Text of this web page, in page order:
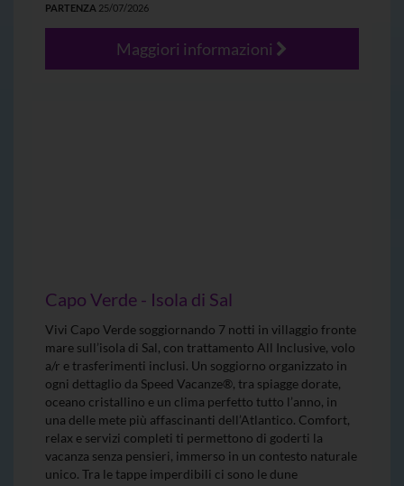
PARTENZA 25/07/2026
Maggiori informazioni
Capo Verde - Isola di Sal
Vivi Capo Verde soggiornando 7 notti in villaggio fronte
mare sull’isola di Sal, con trattamento All Inclusive, volo
a/r e trasferimenti inclusi. Un soggiorno organizzato in
ogni dettaglio da Speed Vacanze®, tra spiagge dorate,
oceano cristallino e un clima perfetto tutto l’anno, in
una delle mete più affascinanti dell’Atlantico. Comfort,
relax e servizi completi ti permettono di goderti la
vacanza senza pensieri, immerso in un contesto naturale
unico. Tra le tappe imperdibili ci sono le dune